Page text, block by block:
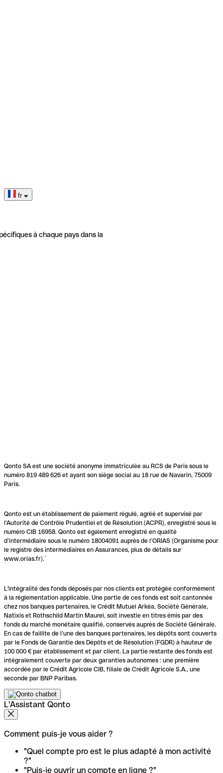
fr
à chaque pays dans la
Qonto SA est une société anonyme immatriculée au RCS de Paris sous le
numéro 819 489 626 et ayant son siège social au 18 rue de Navarin, 75009
Paris.
Qonto est un établissement de paiement régulé, agréé et supervisé par
l'Autorité de Contrôle Prudentiel et de Résolution (ACPR), enregistré sous le
numéro CIB 16958. Qonto est également enregistré en qualité
d’intermédiaire sous le numéro 18004091 auprès de l’ORIAS (Organisme pour
le registre des intermédiaires en Assurances, plus de détails sur
www.orias.fr).`
L'intégralité des fonds déposés par nos clients est protégée conformément
à la réglementation applicable. Une partie de ces fonds est soit cantonnée
chez nos banques partenaires, le Crédit Mutuel Arkéa, Société Générale,
Natixis et Rothschild Martin Maurel, soit investie en titres émis par des
fonds du marché monétaire qualifié, conservés auprès de Société Générale.
En cas de faillite de l’une des banques partenaires, les dépôts sont couverts
par le Fonds de Garantie des Dépôts et de Résolution (FGDR) à hauteur de
100 000 € par établissement et par client. La partie restante des fonds est
intégralement couverte par deux garanties autonomes : une première
accordée par le Crédit Agricole CIB, filiale de Crédit Agricole S.A., une
seconde par BNP Paribas.
L'Assistant Qonto
Comment puis-je vous aider ?
"Quel compte pro est le plus adapté à mon activité
?"
"Puis-je ouvrir un compte en ligne ?"